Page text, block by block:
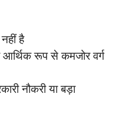
है
आर्थिक रूप से कमजोर वर्ग
नौकरी या बड़ा